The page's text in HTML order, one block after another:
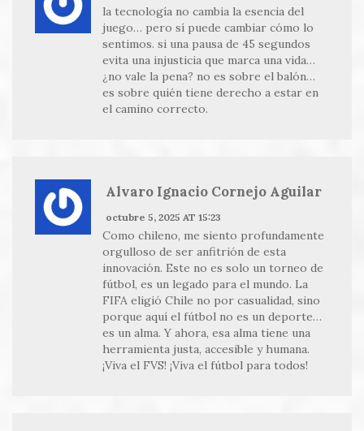
la tecnología no cambia la esencia del
juego… pero sí puede cambiar cómo lo
sentimos. si una pausa de 45 segundos
evita una injusticia que marca una vida…
¿no vale la pena? no es sobre el balón…
es sobre quién tiene derecho a estar en
el camino correcto.
Alvaro Ignacio Cornejo Aguilar
octubre 5, 2025 AT 15:23
Como chileno, me siento profundamente
orgulloso de ser anfitrión de esta
innovación. Este no es solo un torneo de
fútbol, es un legado para el mundo. La
FIFA eligió Chile no por casualidad, sino
porque aquí el fútbol no es un deporte…
es un alma. Y ahora, esa alma tiene una
herramienta justa, accesible y humana.
¡Viva el FVS! ¡Viva el fútbol para todos!